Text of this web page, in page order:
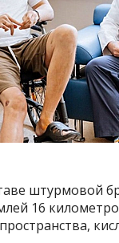
штурмовой
16